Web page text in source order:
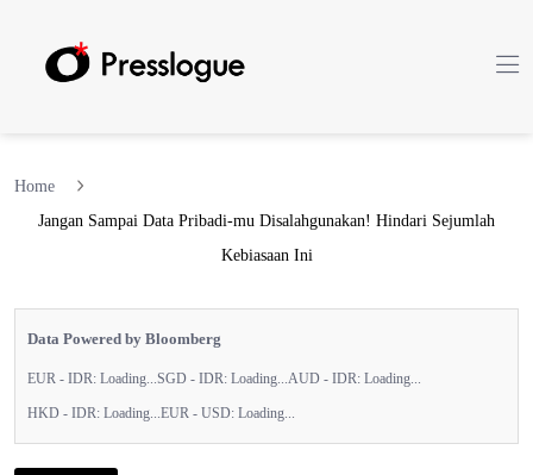
Home
Jangan Sampai Data Pribadi-mu Disalahgunakan! Hindari Sejumlah
Kebiasaan Ini
Data Powered by Bloomberg
EUR - IDR: Loading... SGD - IDR: Loading... AUD - IDR: Loading...
HKD - IDR: Loading... EUR - USD: Loading...